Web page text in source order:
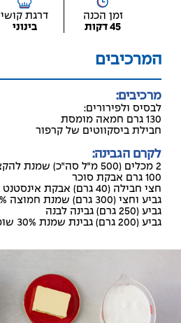
זמן הכנה
45 דקות
דרגת קושי
בינוני
המרכיבים
מרכיבים:
לבסיס ולפירורים:
130 גרם חמאה מומסת
חבילת ביסקווטים של קרפור
לקרם הגבינה:
2 מכלים (500 מ״ל סה״כ) שמנת להקצפה 38% שומן
100 גרם אבקת סוכר
חצי חבילה (40 גרם) אבקת אינסטנט פודינג וניל
גביע וחצי (300 גרם) שמנת חמוצה 15% שומן
גביע (250 גרם) גבינה לבנה
גביע (200 גרם) גבינת שמנת 30% שומן